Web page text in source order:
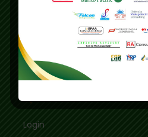
Education Center
Graha Mas Fatmawati
Kec. Keb. Baru Jl.
Jakarta Selatan 12410
sekretariat@ikpi.or.id
Quick Links
Login